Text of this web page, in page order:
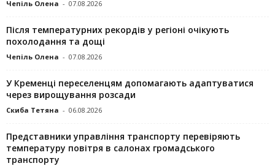
Чепіль Олена - 07.08.2026
Після температурних рекордів у регіоні очікують
похолодання та дощі
Чепіль Олена - 07.08.2026
У Кременці переселенцям допомагають адаптуватися
через вирощування розсади
Скиба Тетяна - 06.08.2026
Представники управління транспорту перевіряють
температуру повітря в салонах громадського
транспорту